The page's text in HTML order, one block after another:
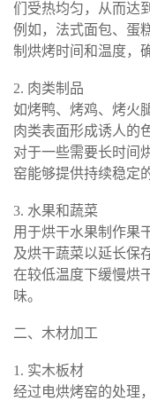
们受热均匀，从而达
例如，法式面包、蛋
制烘烤时间和温度，
2. 肉类制品
如烤鸭、烤鸡、烤火
肉类表面形成诱人的
对于一些需要长时间
窑能够提供持续稳定
3. 水果和蔬菜
用于烘干水果制作果
及烘干蔬菜以延长保
在较低温度下缓慢烘
味。
二、木材加工
1. 实木板材
经过电烘烤窑的处理